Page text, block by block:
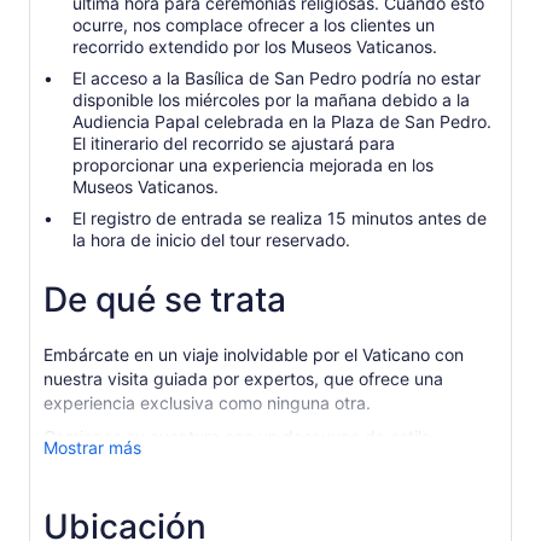
ocurre, nos complace ofrecer a los clientes un
recorrido extendido por los Museos Vaticanos.
El acceso a la Basílica de San Pedro podría no estar
disponible los miércoles por la mañana debido a la
Audiencia Papal celebrada en la Plaza de San Pedro.
El itinerario del recorrido se ajustará para
proporcionar una experiencia mejorada en los
Museos Vaticanos.
El registro de entrada se realiza 15 minutos antes de
la hora de inicio del tour reservado.
De qué se trata
Embárcate en un viaje inolvidable por el Vaticano con
nuestra visita guiada por expertos, que ofrece una
experiencia exclusiva como ninguna otra.
Comience su aventura con un desayuno de estilo
americano en el patio del Vaticano, rodeado de
que entre la multitud.
Mostrar más
Ubicación